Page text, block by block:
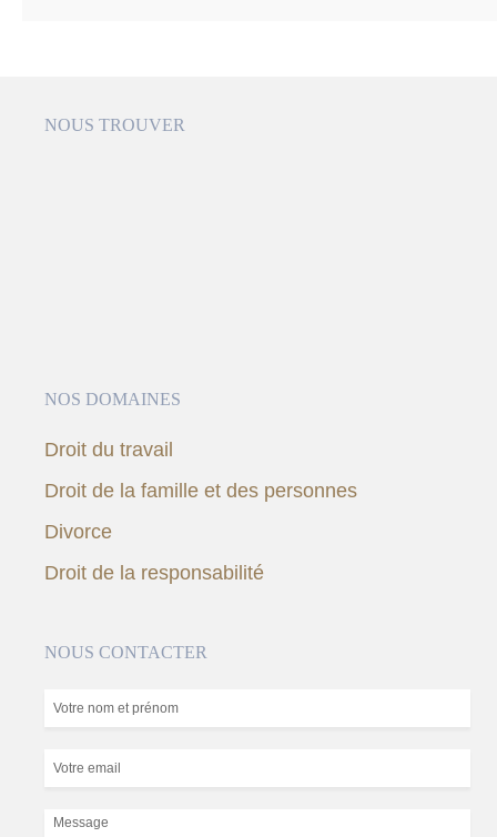
NOUS TROUVER
NOS DOMAINES
Droit du travail
Droit de la famille et des personnes
Divorce
Droit de la responsabilité
NOUS CONTACTER